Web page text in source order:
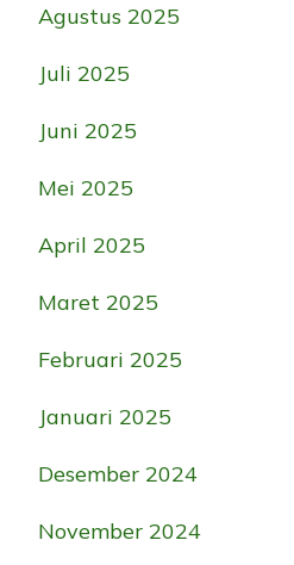
Agustus 2025
Juli 2025
Juni 2025
Mei 2025
April 2025
Maret 2025
Februari 2025
Januari 2025
Desember 2024
November 2024